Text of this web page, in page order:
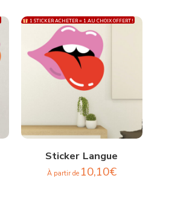
1 STICKER ACHETER = 1 AU CHOIX OFFERT !
Sticker Langue
À partir de 10,10€